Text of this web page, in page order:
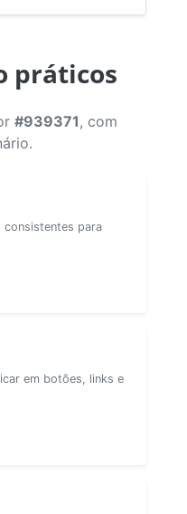
práticos
#939371 , com
consistentes para
em botões, links e